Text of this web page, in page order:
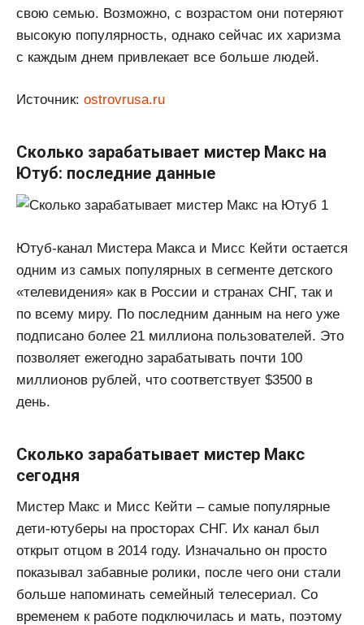
свою семью. Возможно, с возрастом они потеряют
высокую популярность, однако сейчас их харизма
с каждым днем привлекает все больше людей.
Источник: ostrovrusa.ru
Сколько зарабатывает мистер Макс на
Ютуб: последние данные
Ютуб-канал Мистера Макса и Мисс Кейти остается
одним из самых популярных в сегменте детского
«телевидения» как в России и странах СНГ, так и
по всему миру. По последним данным на него уже
подписано более 21 миллиона пользователей. Это
позволяет ежегодно зарабатывать почти 100
миллионов рублей, что соответствует $3500 в
день.
Сколько зарабатывает мистер Макс
сегодня
Мистер Макс и Мисс Кейти – самые популярные
дети-ютуберы на просторах СНГ. Их канал был
открыт отцом в 2014 году. Изначально он просто
показывал забавные ролики, после чего они стали
больше напоминать семейный телесериал. Со
временем к работе подключилась и мать, поэтому